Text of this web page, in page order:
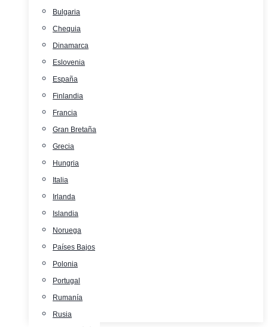
Bulgaria
Chequia
Dinamarca
Eslovenia
España
Finlandia
Francia
Gran Bretaña
Grecia
Hungria
Italia
Irlanda
Islandia
Noruega
Países Bajos
Polonia
Portugal
Rumanía
Rusia